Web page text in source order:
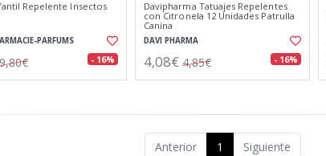
Repelente Insectos
PARFUMS
9,80€ - 16%
Davipharma Tatuajes Repelentes
con Citronela 12 Unidades Patrulla
Canina
DAVI PHARMA
4,08€ 4,85€ - 16%
Anterior 1 Siguiente